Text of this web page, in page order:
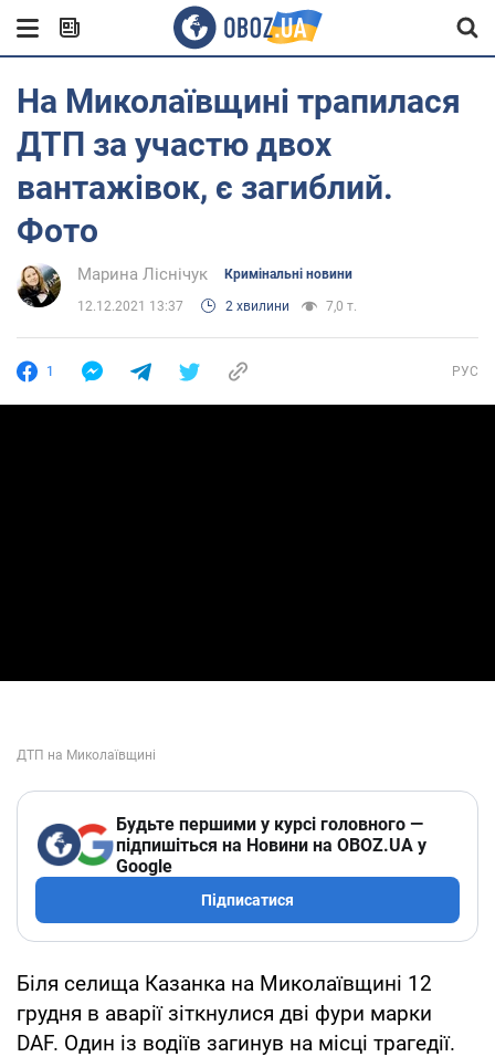
На Миколаївщині трапилася
ДТП за участю двох
вантажівок, є загиблий.
Фото
Марина Ліснічук Кримінальні новини
12.12.2021 13:37 2 хвилини 7,0 т.
1 РУС
Будьте першими у курсі головного —
підпишіться на Новини на OBOZ.UA у
Google
Підписатися
Біля селища Казанка на Миколаївщині 12
грудня в аварії зіткнулися дві фури марки
DAF. Один із водіїв загинув на місці трагедії.